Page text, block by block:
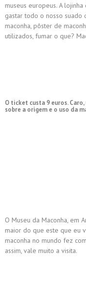
museus europeus. A
gastar todo o nosso suado
maconha, pôster de
utilizados, fumar o que?
O ticket custa 9 euros.
sobre a origem e o uso da
O Museu da Maconha, em
maior do que este que eu
maconha no mundo fez
assim, vale muito a visita.